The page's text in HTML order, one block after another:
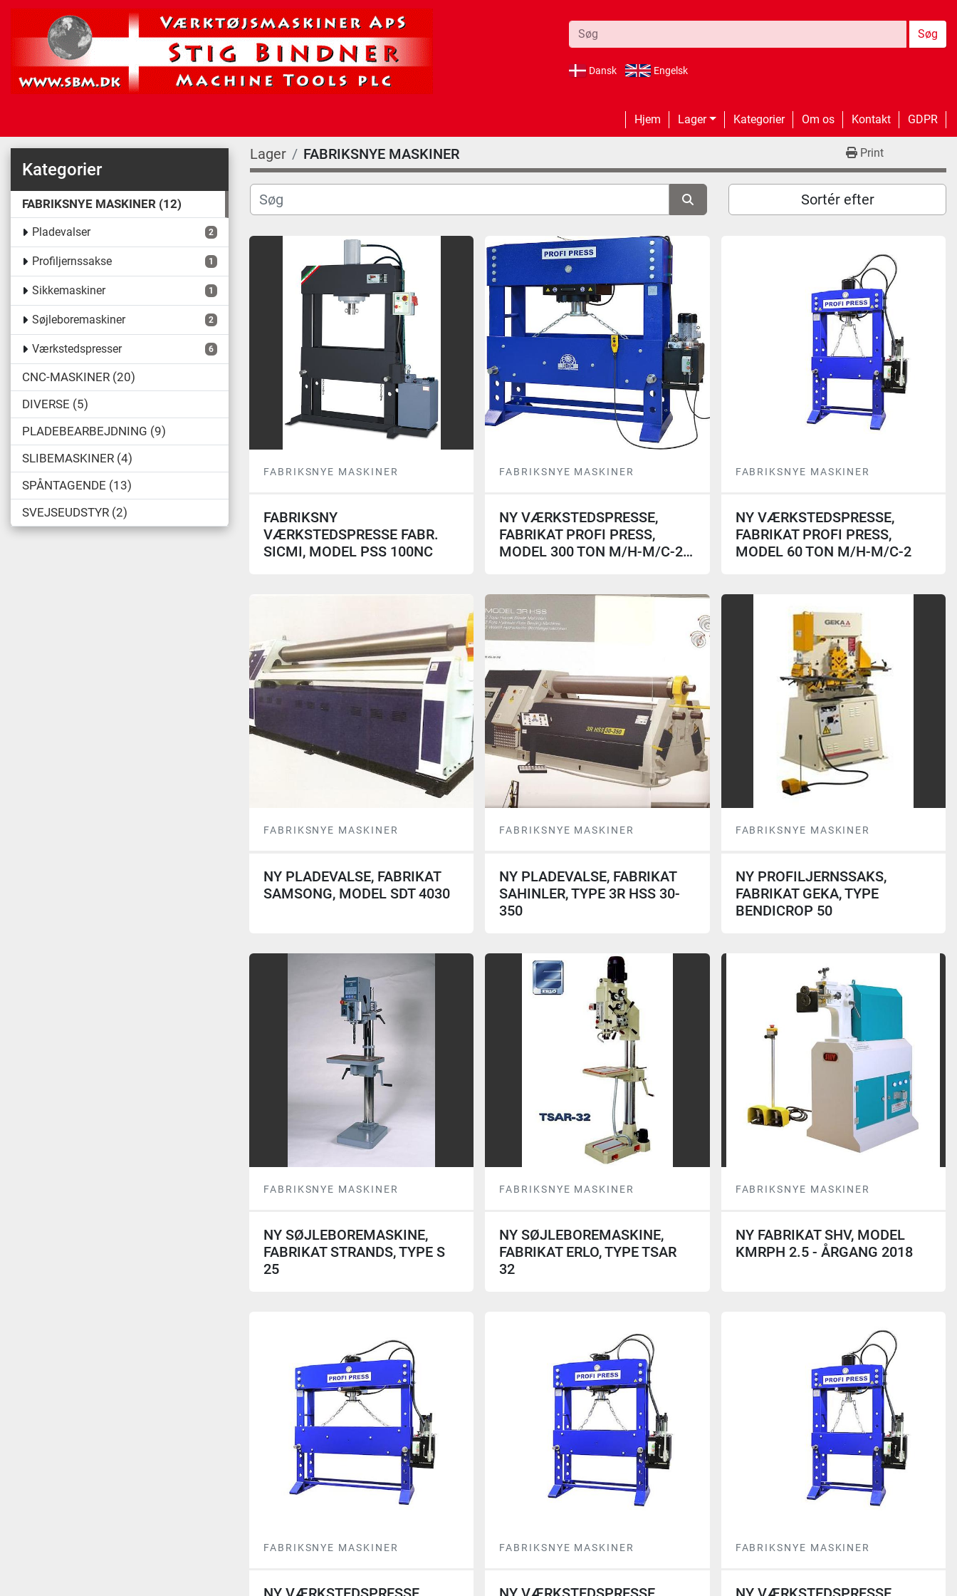
Søg
Dansk Engelsk
Hjem Lager Kategorier Om os Kontakt GDPR
Kategorier
FABRIKSNYE MASKINER 12
Pladevalser 2
Profiljernssakse 1
Sikkemaskiner 1
Søjleboremaskiner 2
Værkstedspresser 6
CNC-MASKINER 20
DIVERSE 5
PLADEBEARBEJDNING 9
SLIBEMASKINER 4
SPÅNTAGENDE 13
SVEJSEUDSTYR 2
Lager FABRIKSNYE MASKINER Print
Sortér efter
FABRIKSNYE MASKINER
FABRIKSNY
VÆRKSTEDSPRESSE FABR.
SICMI, MODEL PSS 100NC
FABRIKSNYE MASKINER
NY VÆRKSTEDSPRESSE,
FABRIKAT PROFI PRESS,
MODEL 300 TON M/H-M/C-2…
FABRIKSNYE MASKINER
NY VÆRKSTEDSPRESSE,
FABRIKAT PROFI PRESS,
MODEL 60 TON M/H-M/C-2
FABRIKSNYE MASKINER
NY PLADEVALSE, FABRIKAT
SAMSONG, MODEL SDT 4030
FABRIKSNYE MASKINER
NY PLADEVALSE, FABRIKAT
SAHINLER, TYPE 3R HSS 30-
350
FABRIKSNYE MASKINER
NY PROFILJERNSSAKS,
FABRIKAT GEKA, TYPE
BENDICROP 50
FABRIKSNYE MASKINER
NY SØJLEBOREMASKINE,
FABRIKAT STRANDS, TYPE S
25
FABRIKSNYE MASKINER
NY SØJLEBOREMASKINE,
FABRIKAT ERLO, TYPE TSAR
32
FABRIKSNYE MASKINER
NY FABRIKAT SHV, MODEL
KMRPH 2.5 - ÅRGANG 2018
FABRIKSNYE MASKINER FABRIKSNYE MASKINER FABRIKSNYE MASKINER